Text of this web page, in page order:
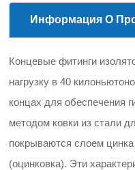
Информация О
Концевые фитинги
нагрузку в 40
концах для обеспечения
методом ковки из стали
покрываются слоем
(оцинковка). Эти